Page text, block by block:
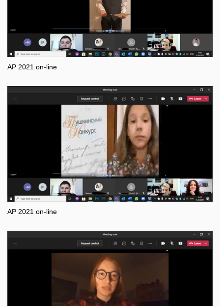
AP 2021 on-line
AP 2021 on-line